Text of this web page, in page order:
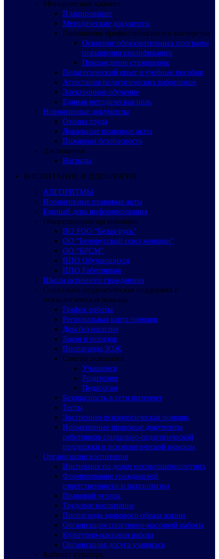
Методический кабинет
Планирование
Методические документы
Повышение профессионального мастерства
Освоение образовательных программ
повышения квалификации
Прохождение стажировок
Педагогический опыт и учебные пособия
Аттестация педагогических работников
Электронное обучение
Единая методическая цель
Нормативные документы
Охрана труда
Локальные правовые акты
Пожарная безопасность
Достижения
Награды
ВОСПИТАНИЕ И ИДЕОЛОГИЯ
АЛГОРИТМЫ
Нормативные правовые акты
Единый день информирования
Общественные организации
ПО РОО “Белая русь”
ОО “Белорусский союз женщин”
ОО “БРСМ”
ППО Обучающихся
ППО Работников
Школа активного гражданина
Социально-педагогическая поддержка и
психологическая помощь
График работы
Региональная карта помощи
Дом без насилия
Закон и порядок
Пропаганда ЗОЖ
Советы психолога
Учащимся
Родителям
Педагогам
Безопасность в сети интернет
Тесты
Экстренная психологическая помощь
Нормативные правовые документы
работников социально-педагогической
поддержки и психологической помощи
Организация воспитания
Инспекция по делам несовершеннолетних
Формирование гражданской
ответственности и патриотизма
Правовой уголок
Трудовое воспитание
Пропаганда здорового образа жизни
Организация спортивно-массовой работы
Культурно-массовая работа
Организация досуга учащихся
Кабинет куратора